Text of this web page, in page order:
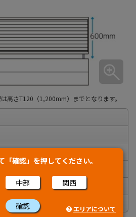
「確認」を押してください。
中部 関西
確認 エリアについて
高さT120（1,200mm）までとなります。